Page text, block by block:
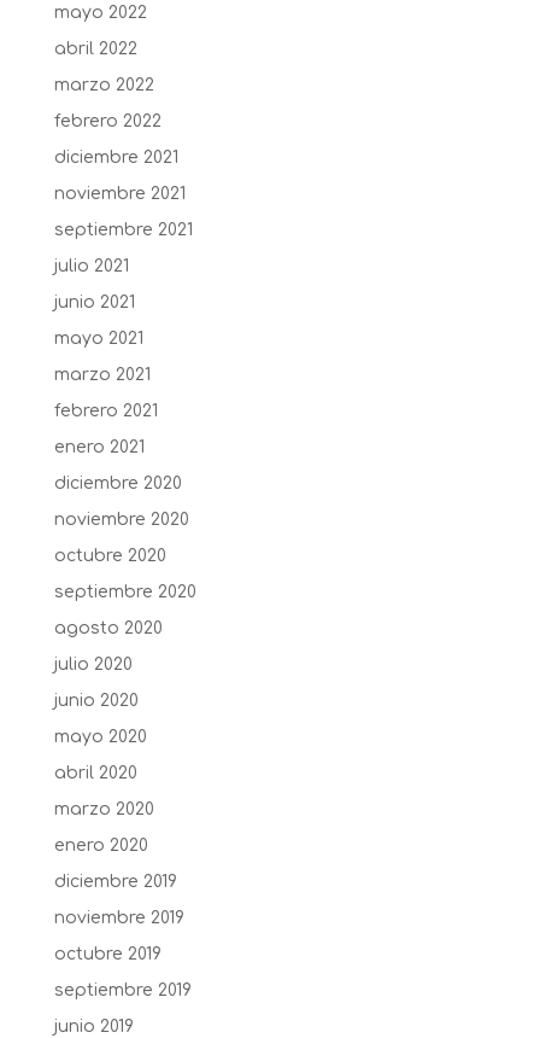
mayo 2022
abril 2022
marzo 2022
febrero 2022
diciembre 2021
noviembre 2021
septiembre 2021
julio 2021
junio 2021
mayo 2021
marzo 2021
febrero 2021
enero 2021
diciembre 2020
noviembre 2020
octubre 2020
septiembre 2020
agosto 2020
julio 2020
junio 2020
mayo 2020
abril 2020
marzo 2020
enero 2020
diciembre 2019
noviembre 2019
octubre 2019
septiembre 2019
junio 2019